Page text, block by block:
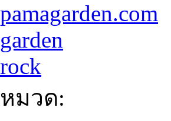
pamagarden.com
garden
rock
หมวด: